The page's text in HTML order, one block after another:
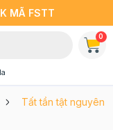
MÃ FSTT
0
Tất tần tật nguyên